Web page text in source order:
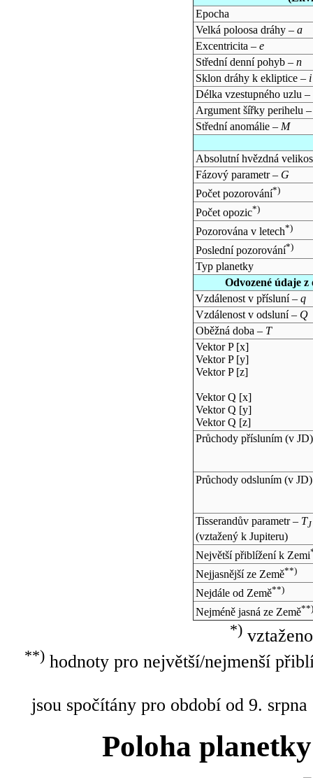
Epocha
Velká poloosa dráhy – a
Excentricita – e
Střední denní pohyb – n
Sklon dráhy k ekliptice – i
Délka vzestupného uzlu –
Argument šířky perihelu
Střední anomálie – M
Absolutní hvězdná
Fázový parametr – G
Počet pozorování*)
Počet opozic*)
Pozorována v letech*)
Poslední pozorování*)
Typ planetky
Odvozené údaje
Vzdálenost v přísluní – q
Vzdálenost v odsluní – Q
Oběžná doba – T
Vektor P [x]
Vektor P [y]
Vektor P [z]
Vektor Q [x]
Vektor Q [y]
Vektor Q [z]
Průchody přísluním (v JD)
Průchody odsluním (v JD)
Tisserandův parametr – TJ
(vztažený k Jupiteru)
Největší přiblížení k Zemi
Nejjasnější ze Země**)
Nejdále od Země**)
Nejméně jasná ze Země**)
*)
**)hodnoty pro největší/nejmenší
jsou spočítány pro období od 9.
Poloha